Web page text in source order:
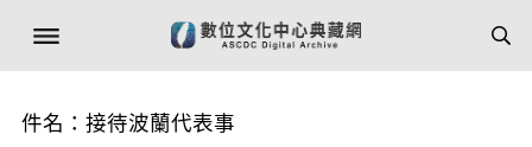
件名：接待波蘭代表事